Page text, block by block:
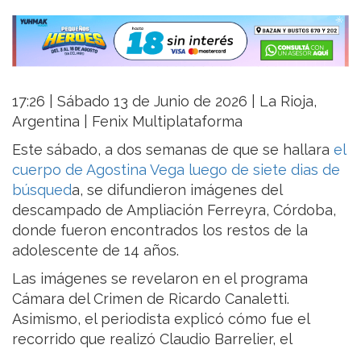
17:26 | Sábado 13 de Junio de 2026 | La Rioja,
Argentina | Fenix Multiplataforma
Este sábado, a dos semanas de que se hallara el
cuerpo de Agostina Vega luego de siete dias de
búsqueda, se difundieron imágenes del
descampado de Ampliación Ferreyra, Córdoba,
donde fueron encontrados los restos de la
adolescente de 14 años.
Las imágenes se revelaron en el programa
Cámara del Crimen de Ricardo Canaletti.
Asimismo, el periodista explicó cómo fue el
recorrido que realizó Claudio Barrelier, el